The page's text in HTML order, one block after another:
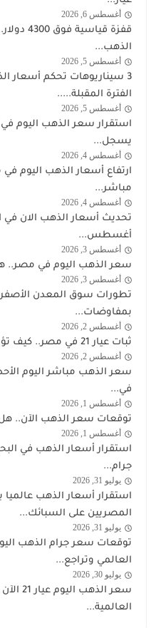
اخبار
أغسطس 6, 2026
قفزة
الذهب...
اخبار
أغسطس 5, 2026
3 سيناريوهات تحكم أسعار
الفترة المقبلة.....
اخبار
أغسطس 5, 2026
يسجل...
اخبار
أغسطس 4, 2026
ارتفاع أسعار الذهب اليوم
مباشر...
اخبار
أغسطس 4, 2026
أغسطس...
اخبار
الذهب
أغسطس 3, 2026
سعر الذهب اليوم في مصر.. هل يواصل
اخبار
أغسطس 3, 2026
تطورات سوق المعدن
بمفاوضات...
الذهب
أغسطس 2, 2026
ثبات عيار 21 في مصر.. كيف تؤثر أسعار الذهب عالميا...
اخبار
أغسطس 2, 2026
في...
اخبار
الذهب
أغسطس 1, 2026
توقعات سعر الذهب الآن.. هل يخترق
اخبار
أغسطس 1, 2026
استقرار أسعار الذهب في
جرام...
اخبار
يوليو 31, 2026
استقرار أسعار الذهب عالميا
المصريين على السبائك...
اخبار
يوليو 31, 2026
توقعات سعر جرام الذهب
العالمي وتراجع...
اخبار
يوليو 30, 2026
سعر
العالمية...